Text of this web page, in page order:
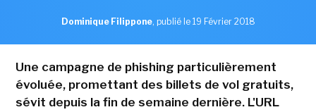
Dominique Filippone, publié le 19 Février 2018
Une campagne de phishing particulièrement
évoluée, promettant des billets de vol gratuits,
sévit depuis la fin de semaine dernière. L'URL